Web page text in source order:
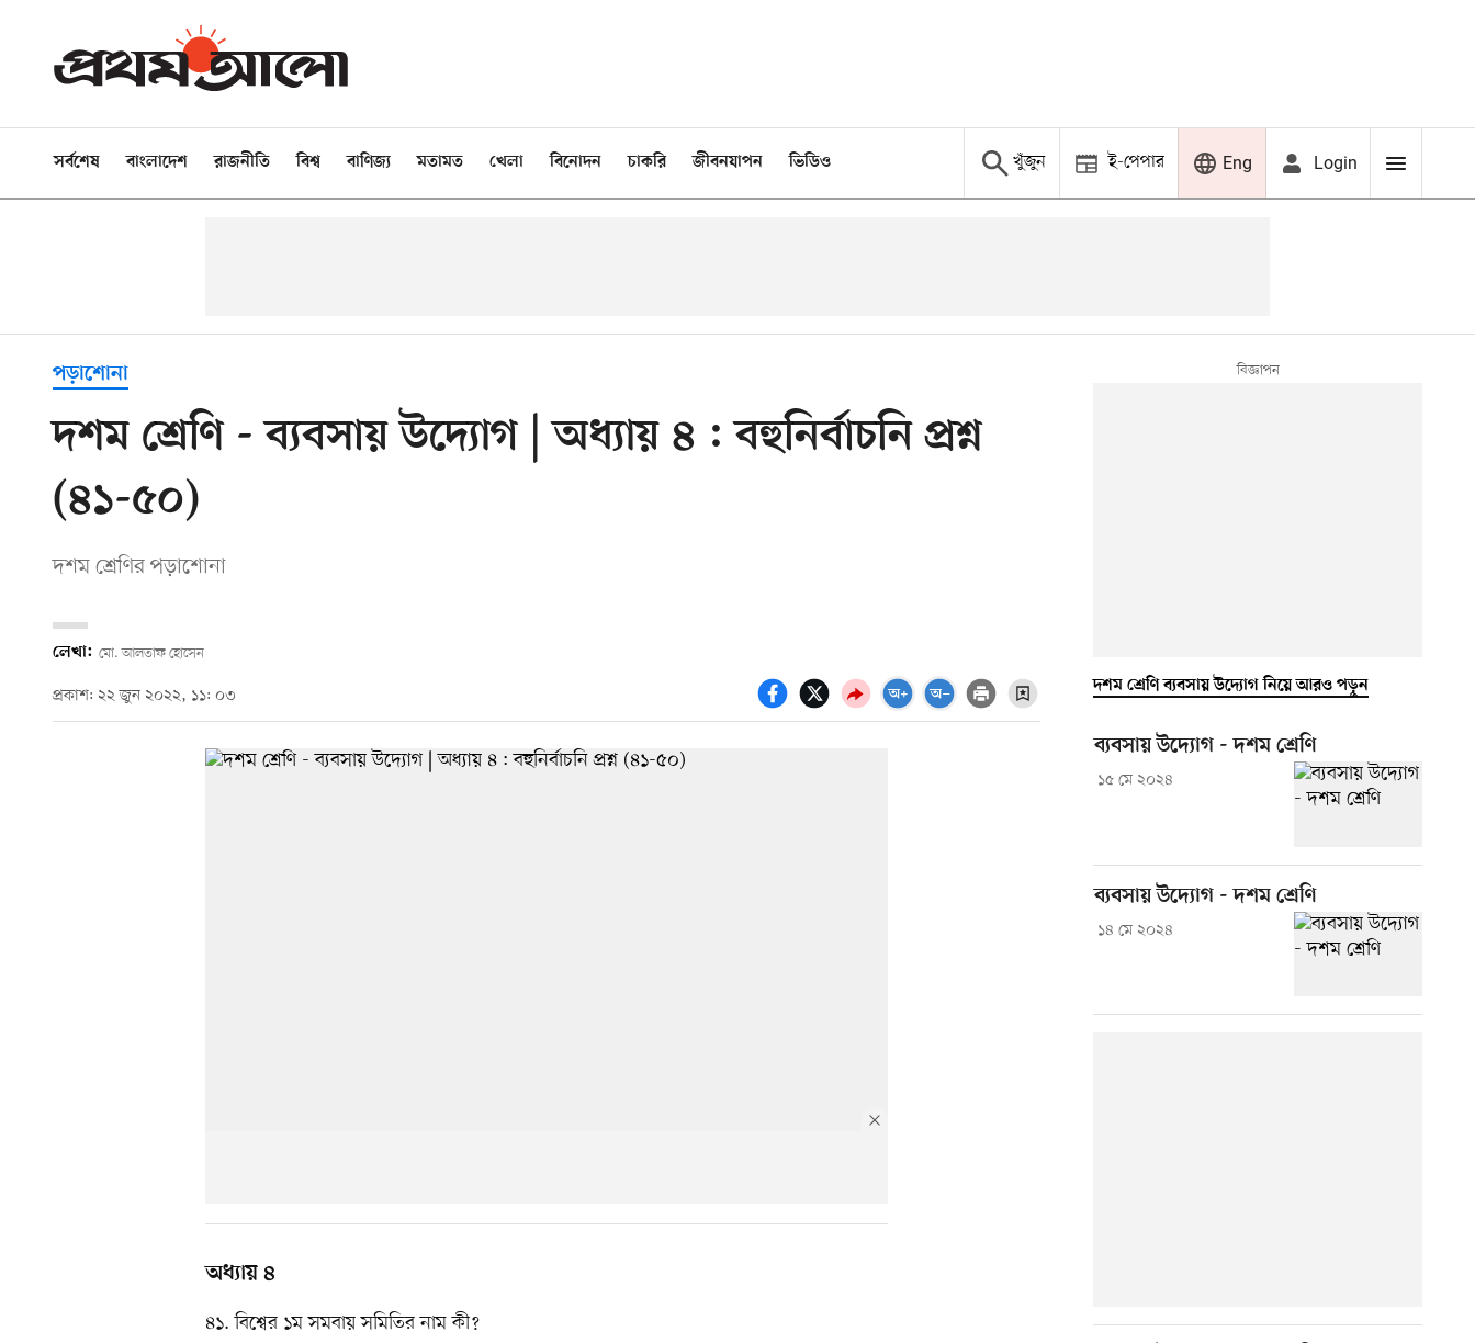
সর্বশেষ বাংলাদেশ রাজনীতি বিশ্ব বাণিজ্য মতামত খেলা বিনোদন চাকরি জীবনযাপন ভিডিও খুঁজুন ই-পেপার Eng Login
পড়াশোনা
দশম শ্রেণি - ব্যবসায় উদ্যোগ | অধ্যায় ৪ : বহুনির্বাচনি প্রশ্ন
(৪১-৫০)
দশম শ্রেণির পড়াশোনা
লেখা: মো. আলতাফ হোসেন
প্রকাশ: ২২ জুন ২০২২, ১১: ০৩
অধ্যায় ৪
৪১. বিশ্বের ১ম সমবায় সমিতির নাম কী?
দশম শ্রেণি ব্যবসায় উদ্যোগ নিয়ে আরও পড়ুন
ব্যবসায় উদ্যোগ - দশম শ্রেণি
১৫ মে ২০২৪
ব্যবসায় উদ্যোগ - দশম শ্রেণি
১৪ মে ২০২৪